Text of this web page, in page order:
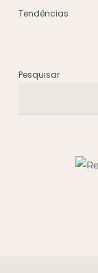
Tendências
Pesquisar